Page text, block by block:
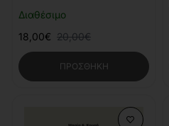
Διαθέσιμο
18,00€ 20,00€
ΠΡΟΣΘΉΚΗ